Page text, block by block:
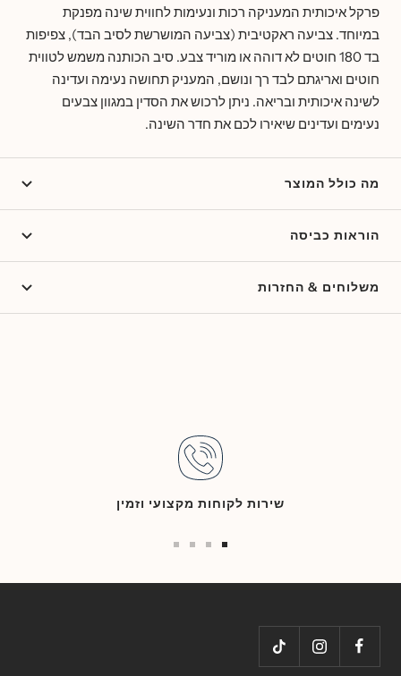
פרקל איכותית המעניקה רכות ונעימות לחווית שינה מפנקת
במיוחד. צביעה ראקטיבית (צביעה המושרשת לסיב הבד), צפיפות
בד 180 חוטים לא דוהה או מוריד צבע. ס
יב הכותנה משמש לטווית
חוטים ואריגתם לבד רך ונושם, המעניק תחושה נעימה ועדינה
לשינה איכותית ובריאה. ניתן לרכוש את הסדין במגוון צבעים
נעימים ועדינים שיאירו לכם את חדר השינה.
מה כולל המוצר
הוראות כביסה
משלוחים & החזרות
שירות לקוחות מקצועי וזמין